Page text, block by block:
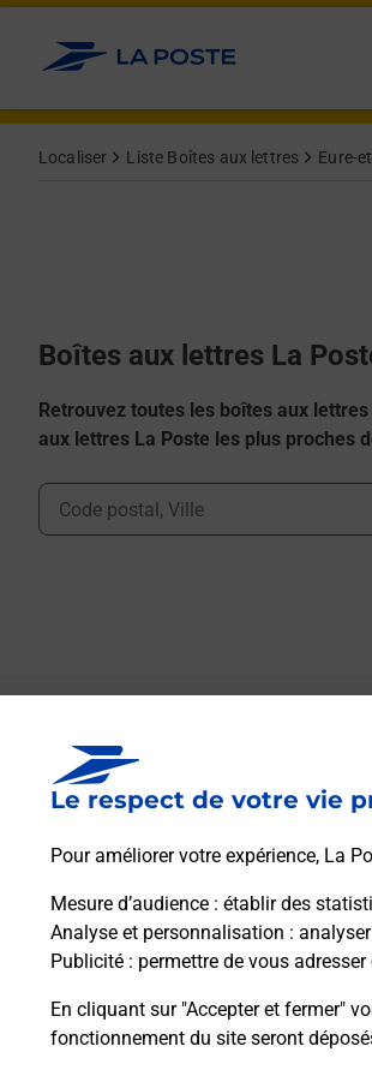
Le respect de votre vie
Pour améliorer votre expérience, La
Mesure d’audience : établir des
Analyse et personnalisation :
Publicité : permettre de vous
En cliquant sur "Accepter et fermer"
fonctionnement du site seront
Allez au contenu
Localiser Liste Boîtes aux lettres Eure-
Boîtes aux lettres La
Retrouvez toutes les boîtes aux
aux lettres La Poste les plus proches
Ville, Département, Code Postal
Boîte aux lettres La
Prochaine collecte du
28260 Oulins
Itinéraire